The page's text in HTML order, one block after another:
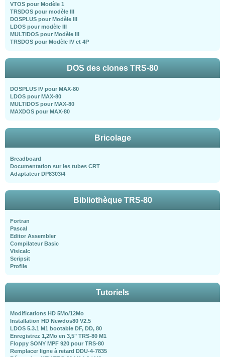
VTOS pour Modèle 1
TRSDOS pour modèle III
DOSPLUS pour Modèle III
LDOS pour modèle III
MULTIDOS pour Modèle III
TRSDOS pour Modèle IV et 4P
DOS des clones TRS-80
DOSPLUS IV pour MAX-80
LDOS pour MAX-80
MULTIDOS pour MAX-80
MAXDOS pour MAX-80
Bricolage
Breadboard
Documentation sur les tubes CRT
Adaptateur DP8303/4
Bibliothèque TRS-80
Fortran
Pascal
Editor Assembler
Compilateur Basic
Visicalc
Scripsit
Profile
Tutoriels
Modifications HD 5Mo/12Mo
Installation HD Newdos80 V2.5
LDOS 5.3.1 M1 bootable DF, DD, 80
Enregistrez 1,2Mo en 3,5" TRS-80 M1
Floppy SONY MPF 920 pour TRS-80
Remplacer ligne à retard DDU-4-7835